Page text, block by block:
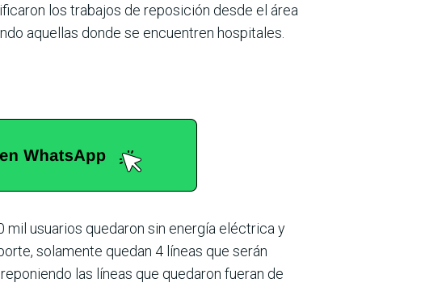
los trabajos de reposición desde el área
aquellas donde se encuentren hospitales.
mil usuarios quedaron sin energía eléctrica y
solamente quedan 4 líneas que serán
las líneas que quedaron fueran de